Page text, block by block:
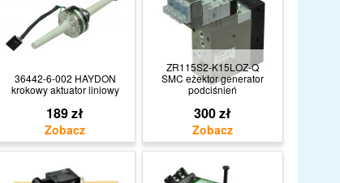
36442-6-002 HAYDON
krokowy aktuator liniowy
189 zł
ZR115S2-K15LOZ-Q
SMC eżektor generator
podciśnień
300 zł